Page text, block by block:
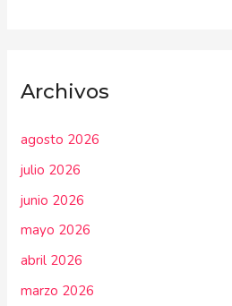
Archivos
agosto 2026
julio 2026
junio 2026
mayo 2026
abril 2026
marzo 2026